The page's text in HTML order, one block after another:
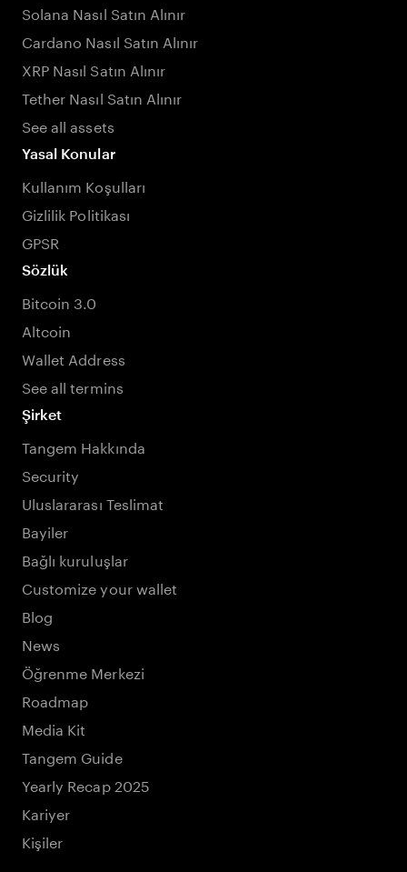
Solana Nasıl Satın Alınır
Cardano Nasıl Satın Alınır
XRP Nasıl Satın Alınır
Tether Nasıl Satın Alınır
See all assets
Yasal Konular
Kullanım Koşulları
Gizlilik Politikası
GPSR
Sözlük
Bitcoin 3.0
Altcoin
Wallet Address
See all termins
Şirket
Tangem Hakkında
Security
Uluslararası Teslimat
Bayiler
Bağlı kuruluşlar
Customize your wallet
Blog
News
Öğrenme Merkezi
Roadmap
Media Kit
Tangem Guide
Yearly Recap 2025
Kariyer
Kişiler